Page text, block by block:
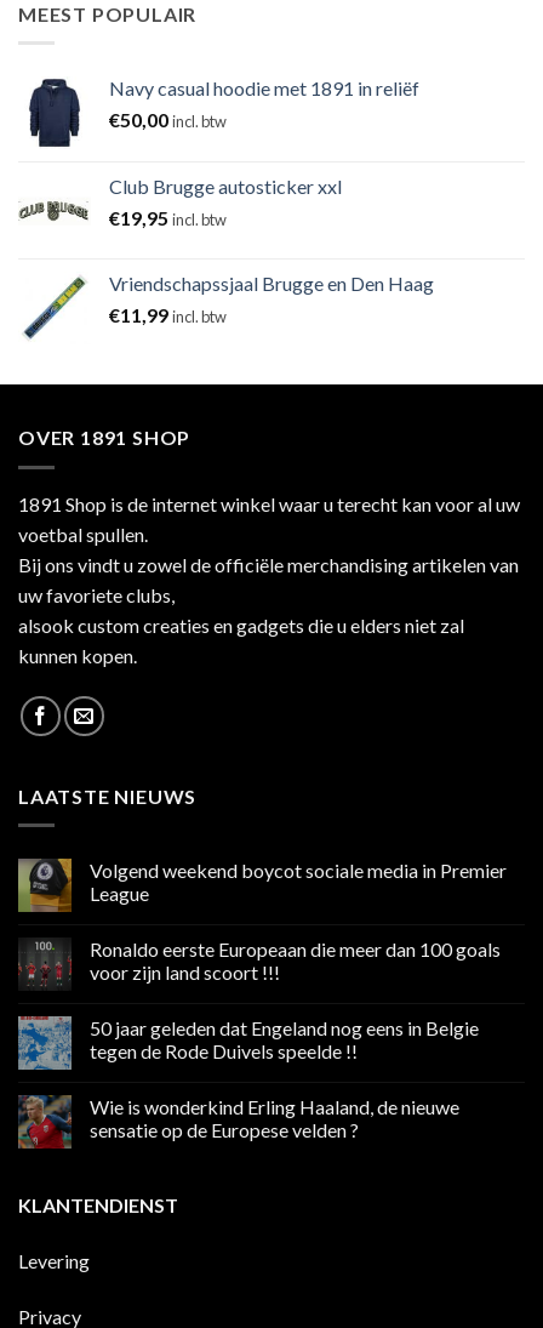
MEEST POPULAIR
Navy casual hoodie met 1891 in reliëf
€50,00incl. btw
Club Brugge autosticker xxl
€19,95 incl. btw
Vriendschapssjaal Brugge en Den Haag
€11,99incl. btw
OVER 1891 SHOP
1891 Shop is de internet winkel waar u terecht kan voor al uw
voetbal spullen.
Bij ons vindt u zowel de officiële merchandising artikelen van
uw favoriete clubs,
alsook custom creaties en gadgets die u elders niet zal
kunnen kopen.
LAATSTE NIEUWS
Volgend weekend boycot sociale media in Premier
League
op
weekend
media
in
Premier
Ronaldo eerste Europeaan die meer dan 100 goals
voor zijn land scoort !!!
op
Ronaldo
eerste
meer
100
land
scoort
50 jaar geleden dat Engeland nog eens in Belgie
tegen de Rode Duivels speelde !!
op
jaar
nog
eens
tegen
Wie is wonderkind Erling Haaland, de nieuwe
sensatie op de Europese velden ?
Wie
is
Haaland,
KLANTENDIENST
Levering
Privacy